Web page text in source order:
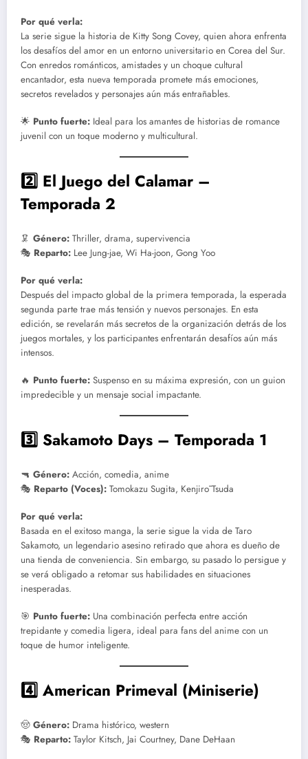
Por qué verla:
La serie sigue la historia de Kitty Song Covey, quien ahora enfrenta
los desafíos del amor en un entorno universitario en Corea del Sur.
Con enredos románticos, amistades y un choque cultural
encantador, esta nueva temporada promete más emociones,
secretos revelados y personajes aún más entrañables.
🌟 Punto fuerte: Ideal para los amantes de historias de romance
juvenil con un toque moderno y multicultural.
2️⃣ El Juego del Calamar –
Temporada 2
🦑 Género: Thriller, drama, supervivencia
🎭 Reparto: Lee Jung-jae, Wi Ha-joon, Gong Yoo
Por qué verla:
Después del impacto global de la primera temporada, la esperada
segunda parte trae más tensión y nuevos personajes. En esta
edición, se revelarán más secretos de la organización detrás de los
juegos mortales, y los participantes enfrentarán desafíos aún más
intensos.
🔥 Punto fuerte: Suspenso en su máxima expresión, con un guion
impredecible y un mensaje social impactante.
3️⃣ Sakamoto Days – Temporada 1
🔫 Género: Acción, comedia, anime
🎭 Reparto (Voces): Tomokazu Sugita, Kenjirō Tsuda
Por qué verla:
Basada en el exitoso manga, la serie sigue la vida de Taro
Sakamoto, un legendario asesino retirado que ahora es dueño de
una tienda de conveniencia. Sin embargo, su pasado lo persigue y
se verá obligado a retomar sus habilidades en situaciones
inesperadas.
🎯 Punto fuerte: Una combinación perfecta entre acción
trepidante y comedia ligera, ideal para fans del anime con un
toque de humor inteligente.
4️⃣ American Primeval (Miniserie)
🤠 Género: Drama histórico, western
🎭 Reparto: Taylor Kitsch, Jai Courtney, Dane DeHaan